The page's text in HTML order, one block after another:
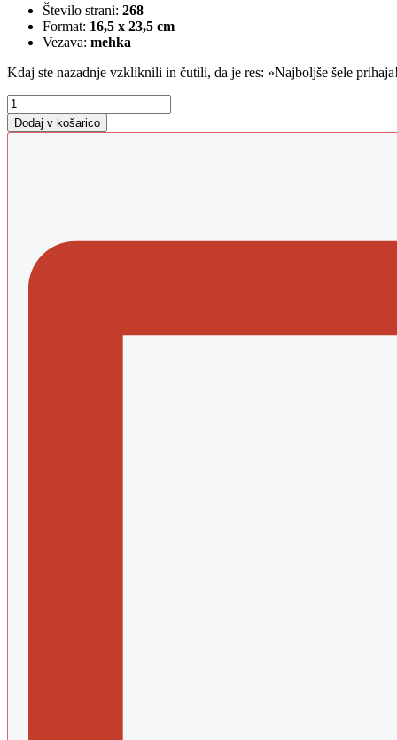
Število strani: 268
Format: 16,5 x 23,5 cm
Vezava: mehka
Kdaj ste nazadnje vzkliknili in čutili, da je res: »Najboljše šele
59+
količina
Dodaj v košarico